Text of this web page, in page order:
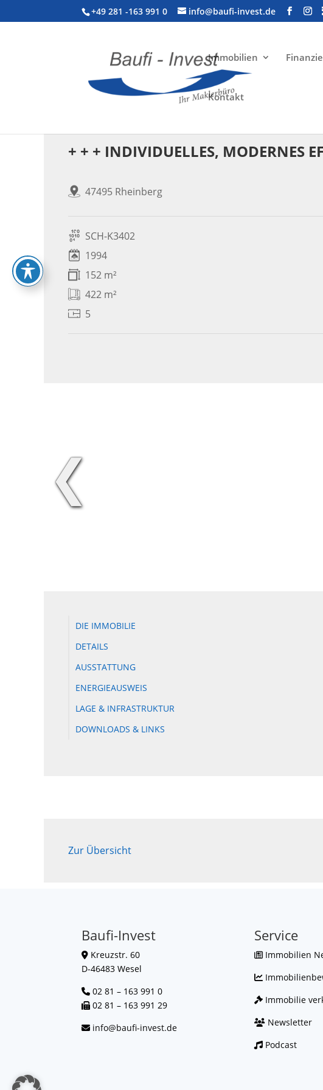
+49 281 -163 991 0 info@baufi-invest.de
Immobilien
Kontakt
+ + + INDIVIDUELLES, MODERNES
47495 Rheinberg
SCH-K3402
1994
152 m²
422 m²
5
❮
DIE IMMOBILIE
DETAILS
AUSSTATTUNG
ENERGIEAUSWEIS
LAGE & INFRASTRUKTUR
DOWNLOADS & LINKS
Zur Übersicht
Baufi-Invest
Kreuzstr. 60
D-46483 Wesel
02 81 – 163 991 0
02 81 – 163 991 29
info@baufi-invest.de
Service
Immobilien
Immobilie
Newsletter
Podcast